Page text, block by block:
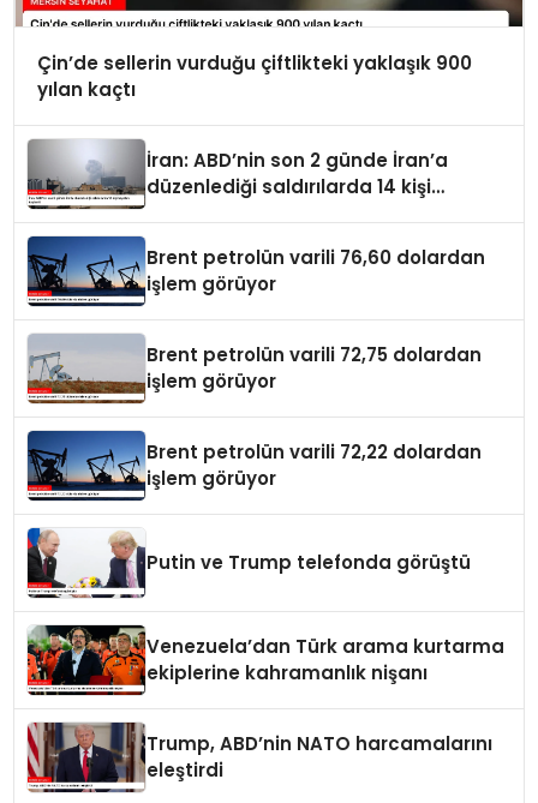
Çin’de sellerin vurduğu çiftlikteki yaklaşık 900
yılan kaçtı
İran: ABD’nin son 2 günde İran’a
düzenlediği saldırılarda 14 kişi
Brent petrolün varili 76,60 dolardan
işlem görüyor
Brent petrolün varili 72,75 dolardan
işlem görüyor
Brent petrolün varili 72,22 dolardan
işlem görüyor
Putin ve Trump telefonda görüştü
Venezuela’dan Türk arama kurtarma
ekiplerine kahramanlık nişanı
Trump, ABD’nin NATO harcamalarını
eleştirdi